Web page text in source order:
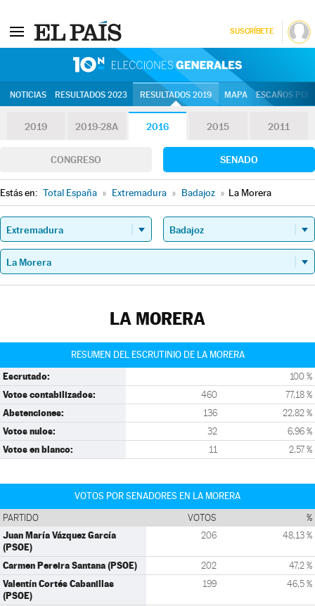
SUSCRÍBETE
NOTICIAS RESULTADOS 2023 RESULTADOS 2019 MAPA ESCAÑOS
2019 2019-28A 2016 2015 2011
CONGRESO SENADO
Estás en: Total España » Extremadura » Badajoz » La Morera
LA MORERA
RESUMEN DEL ESCRUTINIO DE LA MORERA
Escrutado: 100 %
Votos contabilizados: 460 77,18 %
Abstenciones: 136 22,82 %
Votos nulos: 32 6,96 %
Votos en blanco: 11 2,57 %
VOTOS POR SENADORES EN LA MORERA
PARTIDO VOTOS %
Juan María Vázquez García
(PSOE)
206 48,13 %
Carmen Pereira Santana (PSOE) 202 47,2 %
Valentín Cortés Cabanillas
(PSOE)
199 46,5 %